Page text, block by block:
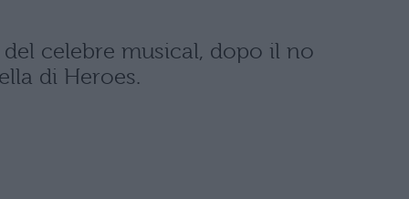
celebre musical, dopo il no
di Heroes.